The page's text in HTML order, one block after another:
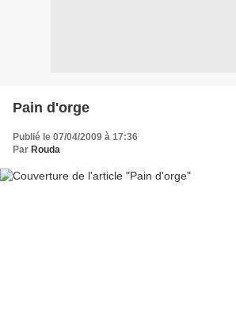
Pain d'orge
Publié le 07/04/2009 à 17:36
Par Rouda